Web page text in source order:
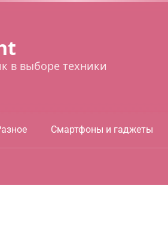
в выборе техники
Смартфоны и гаджеты